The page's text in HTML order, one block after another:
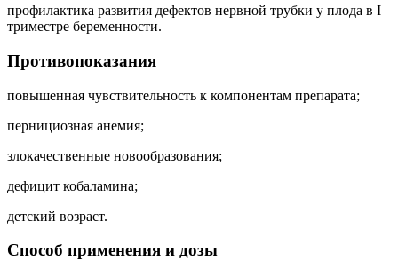
профилактика развития дефектов нервной трубки у плода в I
триместре беременности.
Противопоказания
повышенная чувствительность к компонентам препарата;
пернициозная анемия;
злокачественные новообразования;
дефицит кобаламина;
детский возраст.
Способ применения и дозы